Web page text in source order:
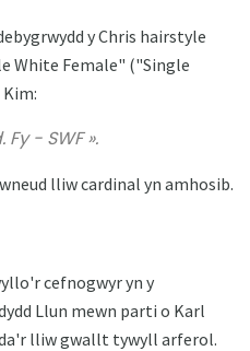
y Chris hairstyle
White Female" ("Single
- SWF ».
lliw cardinal yn amhosib.
cefnogwyr yn y
Llun mewn parti o Karl
lliw gwallt tywyll arferol.